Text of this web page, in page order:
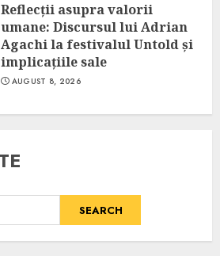
Reflecții asupra valorii
umane: Discursul lui Adrian
Agachi la festivalul Untold și
implicațiile sale
AUGUST 8, 2026
SEARCH